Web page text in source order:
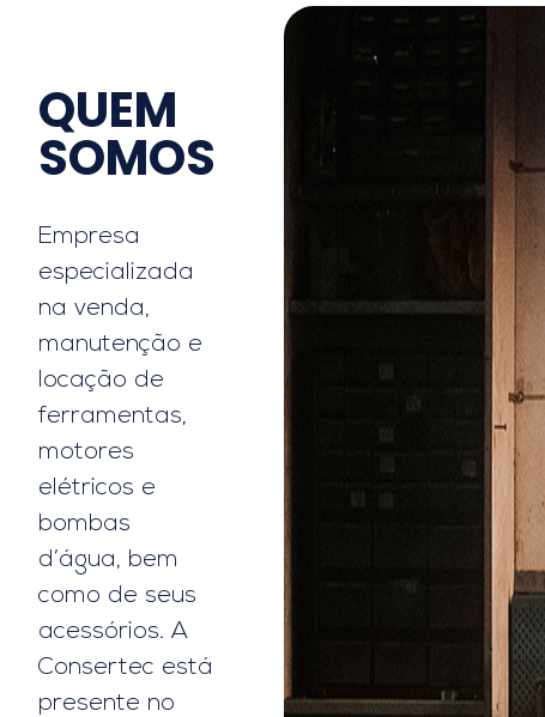
QUEM
SOMOS
Empresa
especializada
na venda,
manutenção e
locação de
ferramentas,
motores
elétricos e
bombas
d’água, bem
como de seus
acessórios. A
Consertec está
presente no